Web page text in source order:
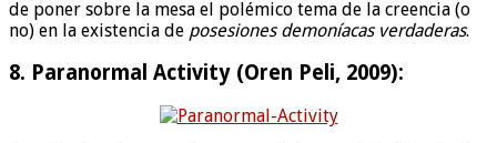
de poner sobre la mesa el polémico tema de la creencia (o
no) en la existencia de posesiones demoníacas verdaderas.
8. Paranormal Activity (Oren Peli, 2009):